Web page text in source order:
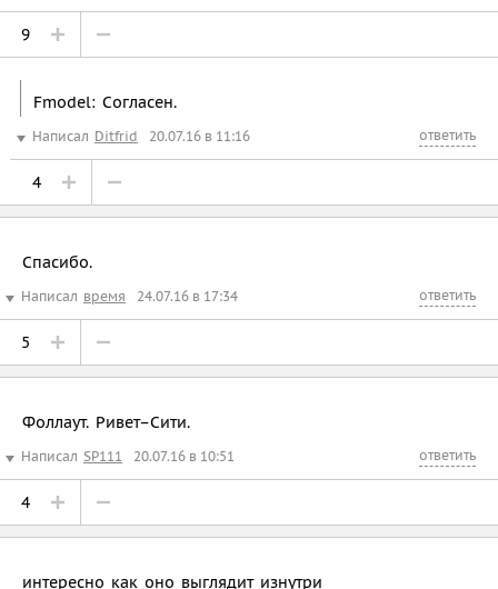
9
Fmodel: Согласен.
Написал Ditfrid 20.07.16 в 11:16 ответить
4
Спасибо.
Написал время 24.07.16 в 17:34 ответить
5
Фоллаут. Ривет–Сити.
Написал SP111 20.07.16 в 10:51 ответить
4
интересно как оно выглядит изнутри